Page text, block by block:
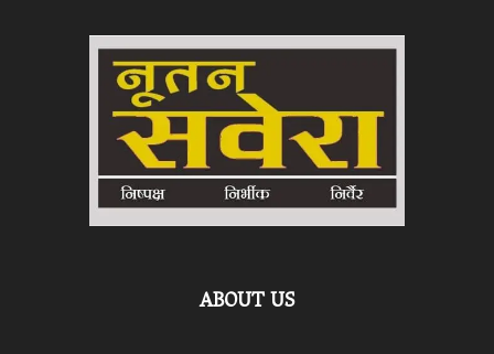
ABOUT US